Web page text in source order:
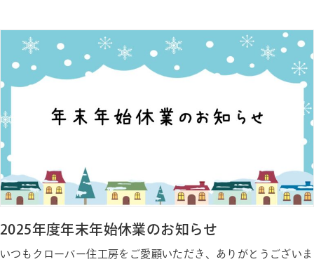
わるイベントをご用意しております。毎週違った内容をお楽しみ
いただけます…
2025年度年末年始休業のお知らせ
いつもクローバー住工房をご愛顧いただき、ありがとうございま